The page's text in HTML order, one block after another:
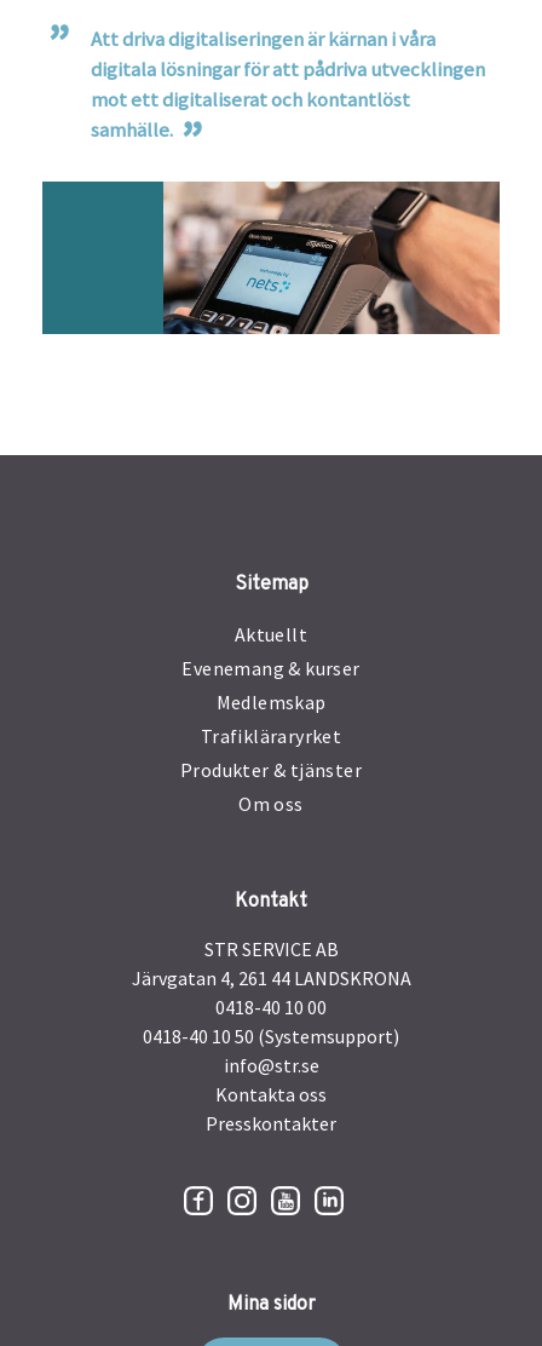
Att driva digitaliseringen är kärnan i våra
digitala lösningar för att pådriva utvecklingen
mot ett digitaliserat och kontantlöst
samhälle.
Sitemap
Aktuellt
Evenemang & kurser
Medlemskap
Trafikläraryrket
Produkter & tjänster
Om oss
Kontakt
STR SERVICE AB
Järvgatan 4, 261 44 LANDSKRONA
0418-40 10 00
0418-40 10 50 (Systemsupport)
info@str.se
Kontakta oss
Presskontakter
Mina sidor